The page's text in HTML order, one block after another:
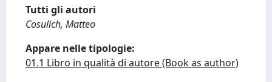
Tutti gli autori
Cosulich, Matteo
Appare nelle tipologie:
01.1 Libro in qualità di autore (Book as author)